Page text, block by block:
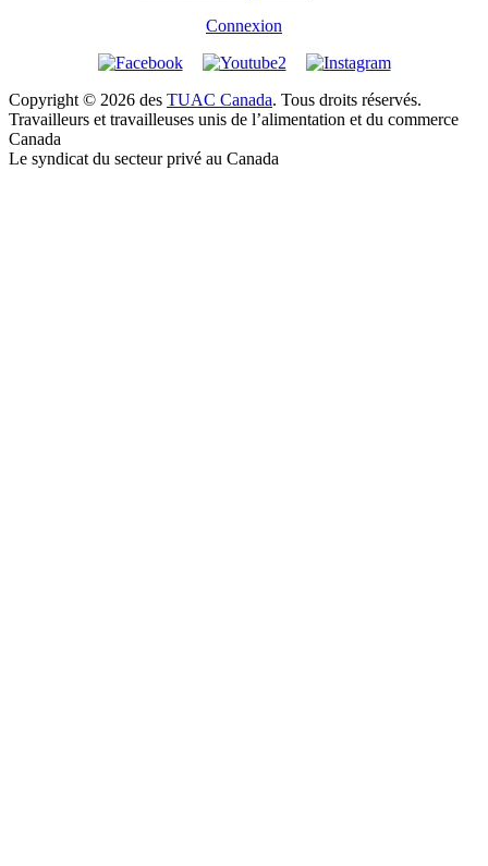
Connexion
Copyright © 2026 des TUAC Canada. Tous droits réservés.
Travailleurs et travailleuses unis de l’alimentation et du commerce
Canada
Le syndicat du secteur privé au Canada